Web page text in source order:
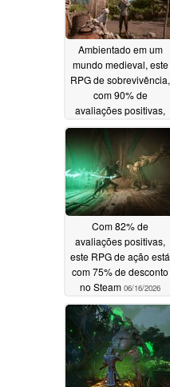
Ambientado em um
mundo medieval, este
RPG de sobrevivência,
com 90% de
avaliações positivas,
está atualmente com
50% de desconto no
Steam
06/18/2026
Com 82% de
avaliações positivas,
este RPG de ação está
com 75% de desconto
no Steam 06/16/2026